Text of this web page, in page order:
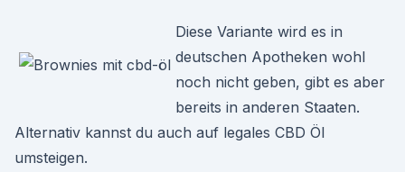
Diese Variante wird es in
deutschen Apotheken wohl
noch nicht geben, gibt es aber
bereits in anderen Staaten.
Alternativ kannst du auch auf legales CBD Öl
umsteigen.